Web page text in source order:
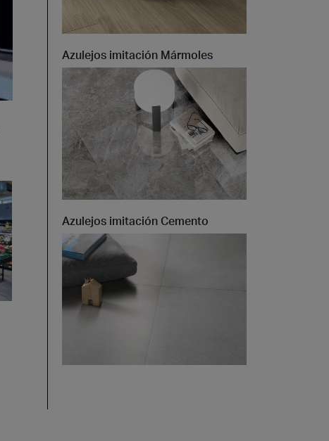
Azulejos imitación Mármoles
Azulejos imitación Cemento